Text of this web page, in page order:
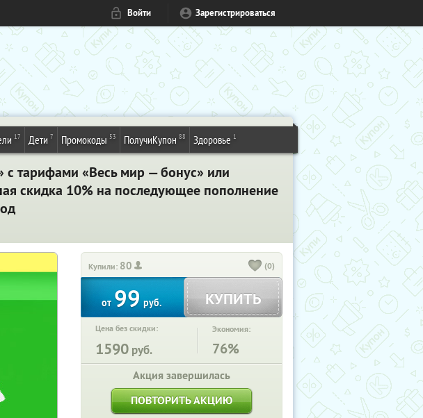
Войти Зарегистрироваться
17 Дети 7 Промокоды 53 ПолучиКупон 88 Здоровье 1
с тарифами «Весь мир — бонус» или
скидка 10% на последующее пополнение
Купили: 80 (0)
от 99руб. КУПИТЬ
Цена без скидки:
1590 руб.
Экономия:
76%
Акция завершилась
ПОВТОРИТЬ АКЦИЮ